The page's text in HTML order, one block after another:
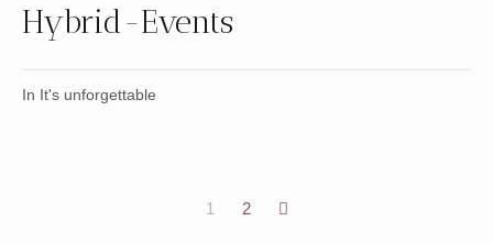
Hybrid-Events
In It's unforgettable
1 2